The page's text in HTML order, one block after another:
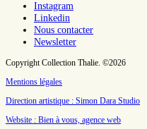
Instagram
Linkedin
Nous contacter
Newsletter
Copyright Collection Thalie. ©2026
Mentions légales
Direction artistique : Simon Dara Studio
Website : Bien à vous, agence web